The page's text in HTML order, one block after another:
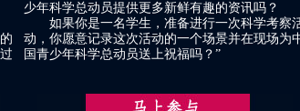
少年科学总动员提供更多新鲜有趣的资讯吗？
如果你是一名学生，准备进行一次科学考察
动，你愿意记录这次活动的一个场景并在现场为
国青少年科学总动员送上祝福吗？”